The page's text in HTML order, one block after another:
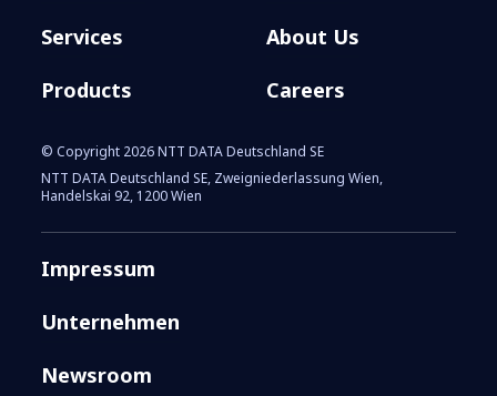
Services
Products
About Us
Careers
© Copyright 2026 NTT DATA Deutschland SE
NTT DATA Deutschland SE, Zweigniederlassung Wien,
Handelskai 92, 1200 Wien
Impressum
Unternehmen
Newsroom